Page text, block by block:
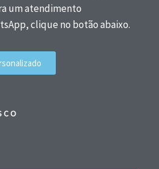
um atendimento
clique no botão abaixo.